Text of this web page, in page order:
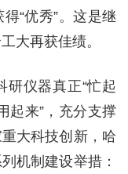
“优秀”。这是继
大再获佳绩。
研仪器真正“忙起
起来”，充分支撑
大科技创新，哈
机制建设举措：